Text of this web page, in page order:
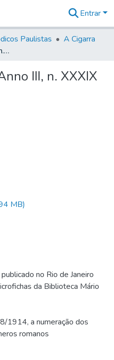
na
Entrar
Paulistas
A Cigarra
A Cigarra, 1916, Anno III, n. XXXIX
III, n. XXXIX
MB)
no Rio de Janeiro
da Biblioteca Mário
1914, a numeração dos
romanos